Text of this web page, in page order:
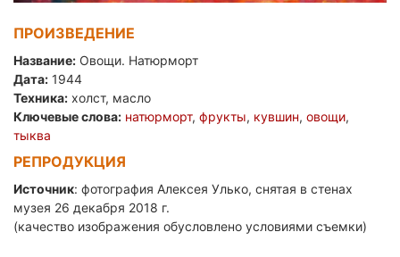
ПРОИЗВЕДЕНИЕ
Название: Овощи. Натюрморт
Дата: 1944
Техника: холст, масло
Ключевые слова: натюрморт, фрукты, кувшин, овощи,
тыква
РЕПРОДУКЦИЯ
Источник: фотография Алексея Улько, снятая в стенах
музея 26 декабря 2018 г.
(качество изображения обусловлено условиями съемки)